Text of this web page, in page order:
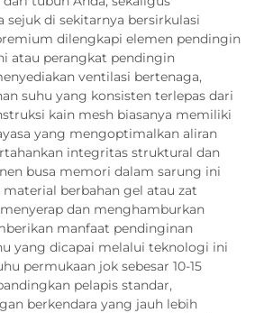
sejuk di sekitarnya bersirkulasi
dilengkapi elemen pendingin
atau perangkat pendingin
ventilasi bertenaga,
suhu yang konsisten terlepas dari
kain mesh biasanya memiliki
yang mengoptimalkan aliran
integritas struktural dan
busa memori dalam sarung ini
berbahan gel atau zat
dan menghamburkan
manfaat pendinginan
yang dicapai melalui teknologi ini
permukaan jok sebesar 10-15
pelapis standar,
berkendara yang jauh lebih